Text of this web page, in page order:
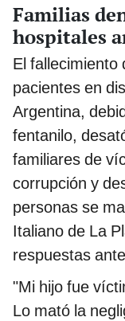
Familias
hospitales
El fallecimiento
pacientes en
Argentina,
fentanilo,
familiares de
corrupción y
personas se
Italiano de La
respuestas
"Mi hijo fue
Lo mató la